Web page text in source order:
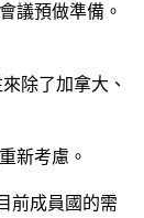
議預做準備。
除了加拿大、
新考慮。
前成員國的需